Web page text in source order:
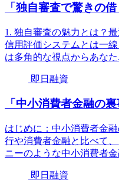
「独自審査で驚きの
1. 独自審査の魅力とは？
信用評価システムとは一
は多角的な視点からあなた
即日融資
「中小消費者金融の
はじめに：中小消費者金
行や消費者金融と比べて
ニーのような中小消費者金
即日融資